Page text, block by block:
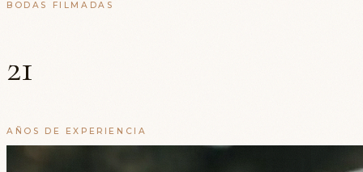
BODAS FILMADAS
21
AÑOS DE EXPERIENCIA